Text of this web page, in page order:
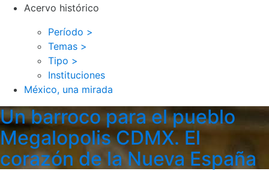
Acervo histórico
Período >
Temas >
Tipo >
Instituciones
México, una mirada
Un barroco para el pueblo
Megalopolis CDMX. El
corazón de la Nueva España